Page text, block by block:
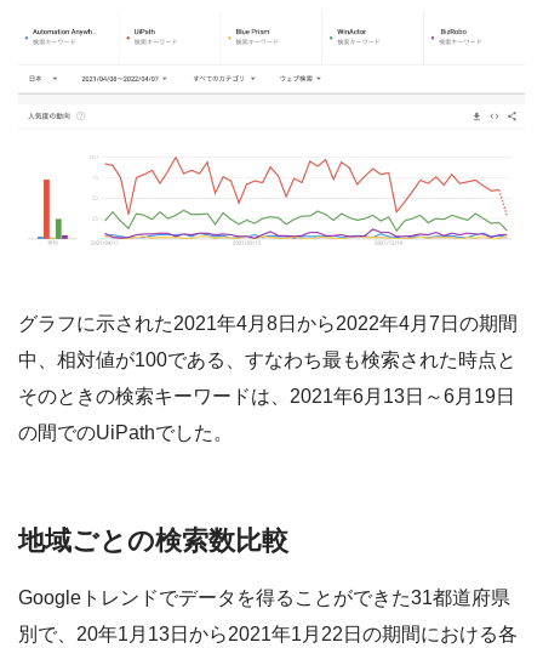
グラフに示された2021年4月8日から2022年4月7日の期間
中、相対値が100である、すなわち最も検索された時点と
そのときの検索キーワードは、2021年6月13日～6月19日
の間でのUiPathでした。
地域ごとの検索数比較
Googleトレンドでデータを得ることができた31都道府県
別で、20年1月13日から2021年1月22日の期間における各